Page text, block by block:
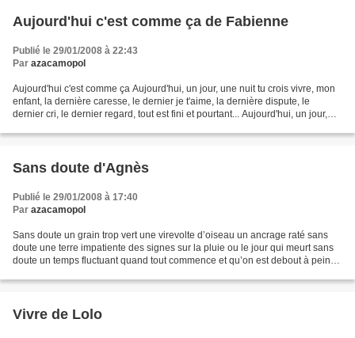
Aujourd'hui c'est comme ça de Fabienne
Publié le 29/01/2008 à 22:43
Par azacamopol
Aujourd'hui c'est comme ça Aujourd'hui, un jour, une nuit tu crois vivre, mon
enfant, la dernière caresse, le dernier je t'aime, la dernière dispute, le
dernier cri, le dernier regard, tout est fini et pourtant... Aujourd'hui, un jour,
Sans doute d'Agnès
Publié le 29/01/2008 à 17:40
Par azacamopol
Sans doute un grain trop vert une virevolte d’oiseau un ancrage raté sans
doute une terre impatiente des signes sur la pluie ou le jour qui meurt sans
doute un temps fluctuant quand tout commence et qu’on est debout à peine
Vivre de Lolo